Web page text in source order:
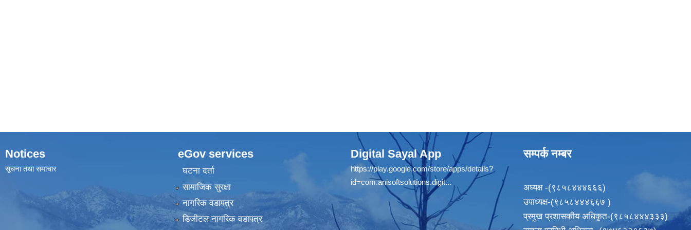
Notices
सूचना तथा समाचार
eGov services
घटना दर्ता
सामाजिक सुरक्षा
नागरिक वडापत्र
डिजीटल नागरिक वडापत्र
Digital Sayal App
https://play.google.com/store/apps/details?
id=com.anisoftsolutions.digit...
सम्पर्क नम्बर
अध्यक्ष -(९८५८४४४६६६)
उपाध्यक्ष-(९८५८४४४६६७ )
प्रमुख प्रशासकीय अधिकृत-(९८५८४४४३३३)